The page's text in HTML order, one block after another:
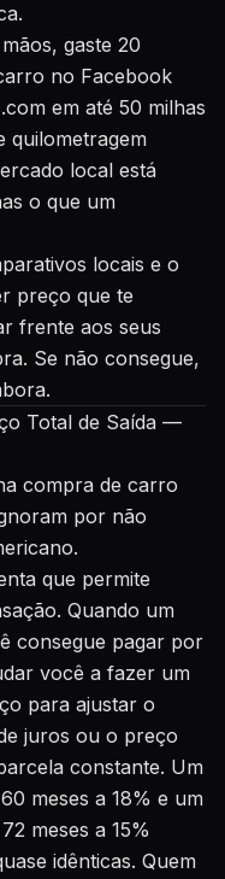
gaste 20
no Facebook
em até 50 milhas
quilometragem
local está
o que um
locais e o
preço que te
frente aos seus
Se não consegue,
Total de Saída —
compra de carro
por não
que permite
Quando um
consegue pagar por
você a fazer um
para ajustar o
juros ou o preço
constante. Um
meses a 18% e um
meses a 15%
idênticas. Quem